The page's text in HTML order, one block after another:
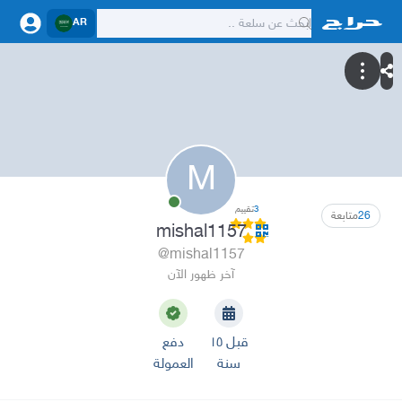
AR
M
26متابعة 3تقييم
mishal1157
@mishal1157
آخر ظهور الآن
قبل ١٥
سنة
دفع
العمولة